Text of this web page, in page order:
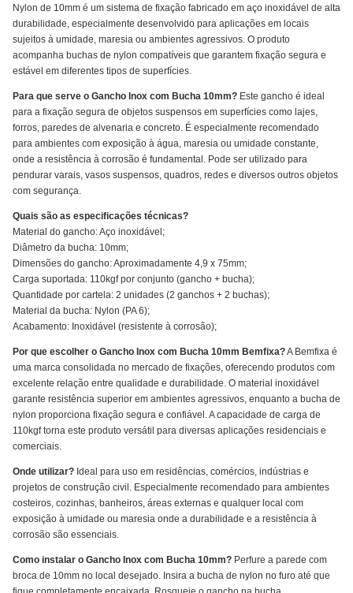
Nylon de 10mm é um sistema de fixação fabricado em aço inoxidável de alta
durabilidade, especialmente desenvolvido para aplicações em locais
sujeitos à umidade, maresia ou ambientes agressivos. O produto
acompanha buchas de nylon compatíveis que garantem fixação segura e
estável em diferentes tipos de superfícies.
Para que serve o Gancho Inox com Bucha 10mm? Este gancho é ideal
para a fixação segura de objetos suspensos em superfícies como lajes,
forros, paredes de alvenaria e concreto. É especialmente recomendado
para ambientes com exposição à água, maresia ou umidade constante,
onde a resistência à corrosão é fundamental. Pode ser utilizado para
pendurar varais, vasos suspensos, quadros, redes e diversos outros objetos
com segurança.
Quais são as especificações técnicas?
Material do gancho: Aço inoxidável;
Diâmetro da bucha: 10mm;
Dimensões do gancho: Aproximadamente 4,9 x 75mm;
Carga suportada: 110kgf por conjunto (gancho + bucha);
Quantidade por cartela: 2 unidades (2 ganchos + 2 buchas);
Material da bucha: Nylon (PA 6);
Acabamento: Inoxidável (resistente à corrosão);
Por que escolher o Gancho Inox com Bucha 10mm Bemfixa?A Bemfixa é
uma marca consolidada no mercado de fixações, oferecendo produtos com
excelente relação entre qualidade e durabilidade. O material inoxidável
garante resistência superior em ambientes agressivos, enquanto a bucha de
nylon proporciona fixação segura e confiável. A capacidade de carga de
110kgf torna este produto versátil para diversas aplicações residenciais e
comerciais.
Onde utilizar? Ideal para uso em residências, comércios, indústrias e
projetos de construção civil. Especialmente recomendado para ambientes
costeiros, cozinhas, banheiros, áreas externas e qualquer local com
exposição à umidade ou maresia onde a durabilidade e a resistência à
corrosão são essenciais.
Como instalar o Gancho Inox com Bucha 10mm? Perfure a parede com
broca de 10mm no local desejado. Insira a bucha de nylon no furo até que